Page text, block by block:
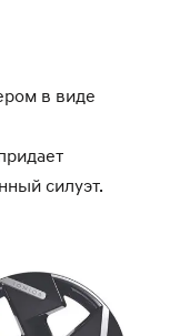
в виде
силуэт.